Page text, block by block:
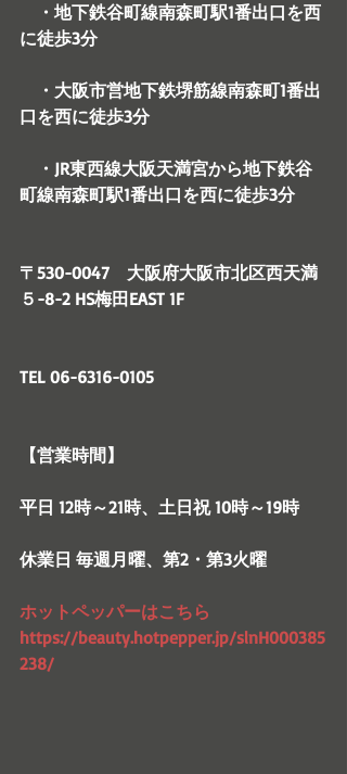
・地下鉄谷町線南森町駅1番出口を西
に徒歩3分
・大阪市営地下鉄堺筋線南森町1番出
口を西に徒歩3分
・JR東西線大阪天満宮から地下鉄谷
町線南森町駅1番出口を西に徒歩3分
〒530-0047　大阪府大阪市北区西天満
５-8-2 HS梅田EAST 1F
TEL 06-6316-0105
【営業時間】
平日 12時～21時、土日祝 10時～19時
休業日 毎週月曜、第2・第3火曜
ホットペッパーはこちら
https://beauty.hotpepper.jp/slnH000385
238/